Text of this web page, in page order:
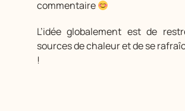
commentaire
L’idée globalement est de
sources de chaleur et de se
!